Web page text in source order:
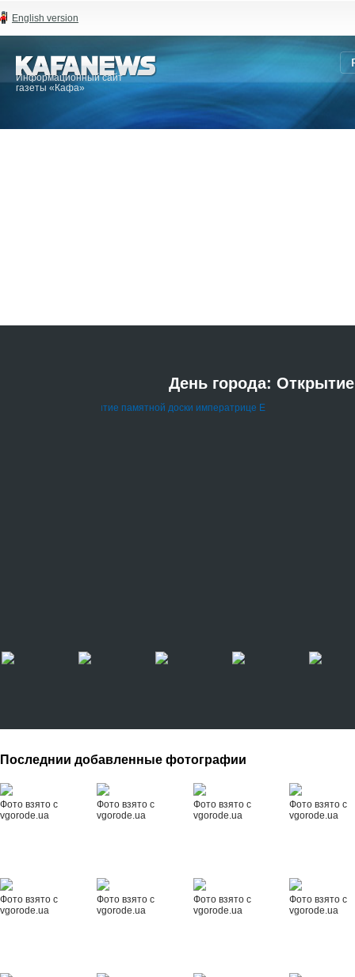
English version
Информационный сайт
газеты «Кафа»
День города:
Последнии добавленные фотографии
Фото взято с
vgorode.ua
Фото взято с
vgorode.ua
Фото взято с
vgorode.ua
Фото взято с
vgorode.ua
Фото взято с
vgorode.ua
Фото взято с
vgorode.ua
Фото взято с
vgorode.ua
Фото взято с
vgorode.ua